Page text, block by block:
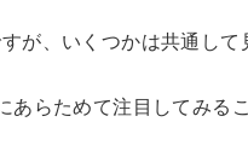
が、いくつかは共通し
らためて注目してみる